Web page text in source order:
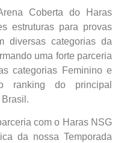
Coberta do Haras
estruturas para provas
diversas categorias da
uma forte parceria
categorias Feminino e
ranking do principal
com o Haras NSG
da nossa Temporada